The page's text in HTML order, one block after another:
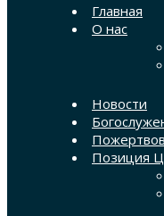
Главная
О нас
Новости
Позиция